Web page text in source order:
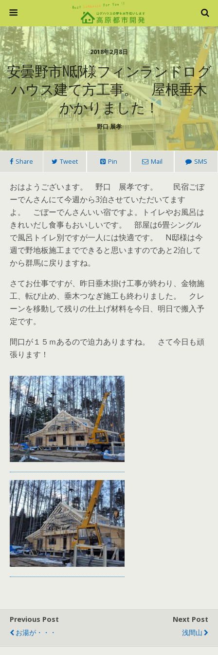
2018年2月8日
安曇野市N邸様フィンランドログ
ハウス建て方工事。 屋根垂木
かかりました！
野口 展孝
Share Tweet Pin Mail SMS
おはようございます。 野口 展孝です。 民宿ごぼ
ーでんさんにて今週から3泊させていただいてます
よ。 ごぼーでんさんいい宿ですよ。トイレやお風呂は
きれいだし食事もおいしいです。 部屋は6畳シングル
で風呂トイレ別ですが一人には快適です。 N邸様は今
週で野地板施工までできると思いますのであと2泊して
から群馬に戻りますね。
さてお仕事ですが、昨日垂木掛け工事が終わり、金物施
工、転び止め、垂木つなぎ施工も終わりました。 クレ
ーンを移動して残りの仕上げ材料を今日、明日で搬入予
定です。
間口が１５ｍあるので迫力ありますね。 さて今日も頑
張ります！
Previous Post
お湯が・・・
Next Post
浅間山